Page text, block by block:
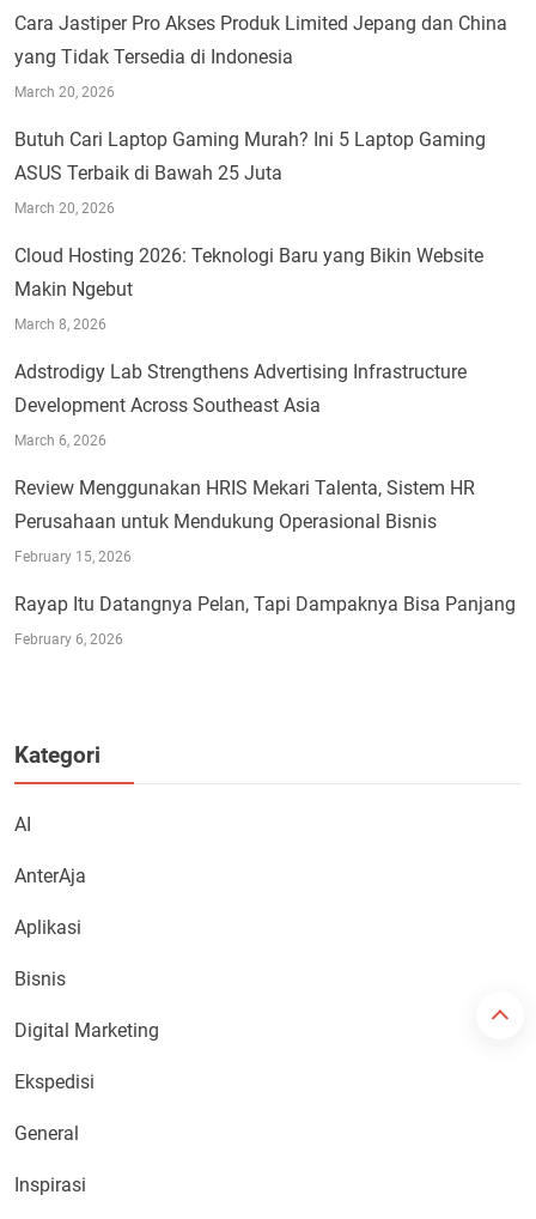
Cara Jastiper Pro Akses Produk Limited Jepang dan China
yang Tidak Tersedia di Indonesia
March 20, 2026
Butuh Cari Laptop Gaming Murah? Ini 5 Laptop Gaming
ASUS Terbaik di Bawah 25 Juta
March 20, 2026
Cloud Hosting 2026: Teknologi Baru yang Bikin Website
Makin Ngebut
March 8, 2026
Adstrodigy Lab Strengthens Advertising Infrastructure
Development Across Southeast Asia
March 6, 2026
Review Menggunakan HRIS Mekari Talenta, Sistem HR
Perusahaan untuk Mendukung Operasional Bisnis
February 15, 2026
Rayap Itu Datangnya Pelan, Tapi Dampaknya Bisa Panjang
February 6, 2026
Kategori
AI
AnterAja
Aplikasi
Bisnis
Digital Marketing
Ekspedisi
General
Inspirasi